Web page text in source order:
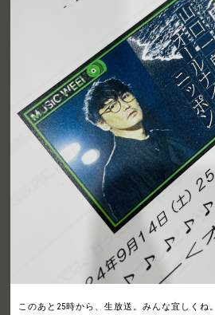
このあと25時から、生放送。みんな宜しくね。